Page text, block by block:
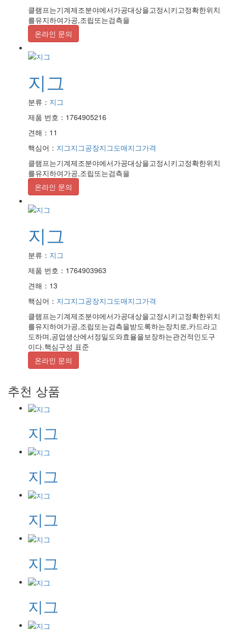
클램프는기계제조분야에서가공대상을고정시키고정확한위치
를유지하여가공,조립또는검측을
온라인 문의
지그
분류： 지그
제품 번호：1764905216
견해：11
핵심어： 지그지그공장지그도매지그가격
클램프는기계제조분야에서가공대상을고정시키고정확한위치
를유지하여가공,조립또는검측을
온라인 문의
지그
분류： 지그
제품 번호：1764903963
견해：13
핵심어： 지그지그공장지그도매지그가격
클램프는기계제조분야에서가공대상을고정시키고정확한위치
를유지하여가공,조립또는검측을받도록하는장치로,카드라고
도하며,공업생산에서정밀도와효율을보장하는관건적인도구
이다.핵심구성 표준
온라인 문의
추천 상품
지그
지그
지그
지그
지그